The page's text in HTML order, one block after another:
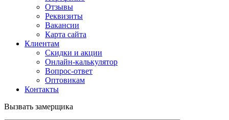
Отзывы
Реквизиты
Вакансии
Карта сайта
Клиентам
Скидки и акции
Онлайн-калькулятор
Вопрос-ответ
Оптовикам
Контакты
Вызвать замерщика